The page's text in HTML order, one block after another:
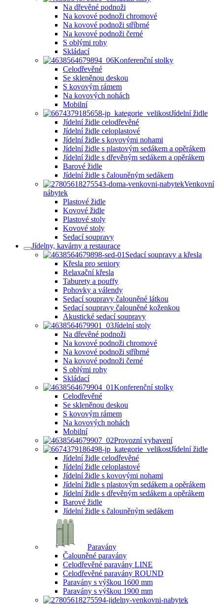
Na dřevěné podnoži
Na kovové podnoži chromové
Na kovové podnoži stříbrné
Na kovové podnoži černé
S oblými rohy
Skládací
Konferenční stolky
Celodřevěné
Se skleněnou deskou
S kovovým rámem
Na kovových nohách
Mobilní
Jídelní židle
Jídelní židle celodřevěné
Jídelní židle celoplastové
Jídelní židle s kovovými nohami
Jídelní židle s plastovým sedákem a opěrákem
Jídelní židle s dřevěným sedákem a opěrákem
Barové židle
Jídelní židle s čalouněným sedákem
Venkovní
nábytek
Plastové židle
Kovové židle
Plastové stoly
Kovové stoly
Sedací soupravy
Jídelny, kavárny a restaurace
Sedací soupravy a křesla
Křesla pro seniory
Relaxační křesla
Taburety a pouffy
Pohovky a válendy
Sedací soupravy čalouněné látkou
Sedací soupravy čalouněné koženkou
Akustické sedací soupravy
Jídelní stoly
Na dřevěné podnoži
Na kovové podnoži chromové
Na kovové podnoži stříbrné
Na kovové podnoži černé
S oblými rohy
Skládací
Konferenční stolky
Celodřevěné
Se skleněnou deskou
S kovovým rámem
Na kovových nohách
Mobilní
Provozní vybavení
Jídelní židle
Jídelní židle celodřevěné
Jídelní židle celoplastové
Jídelní židle s kovovými nohami
Jídelní židle s plastovým sedákem a opěrákem
Jídelní židle s dřevěným sedákem a opěrákem
Barové židle
Jídelní židle s čalouněným sedákem
Paravány
Čalouněné paravány
Celodřevěné paravány LINE
Celodřevěné paravány ROUND
Paravány s výškou 1600 mm
Paravány s výškou 1900 mm